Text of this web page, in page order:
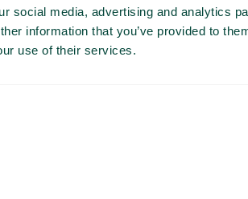
social media, advertising and analytics
information that you’ve provided to
use of their services.
svar
Klicka på knappen nedan för att